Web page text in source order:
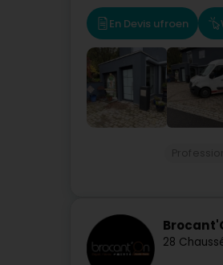
En Devis ufroen
28